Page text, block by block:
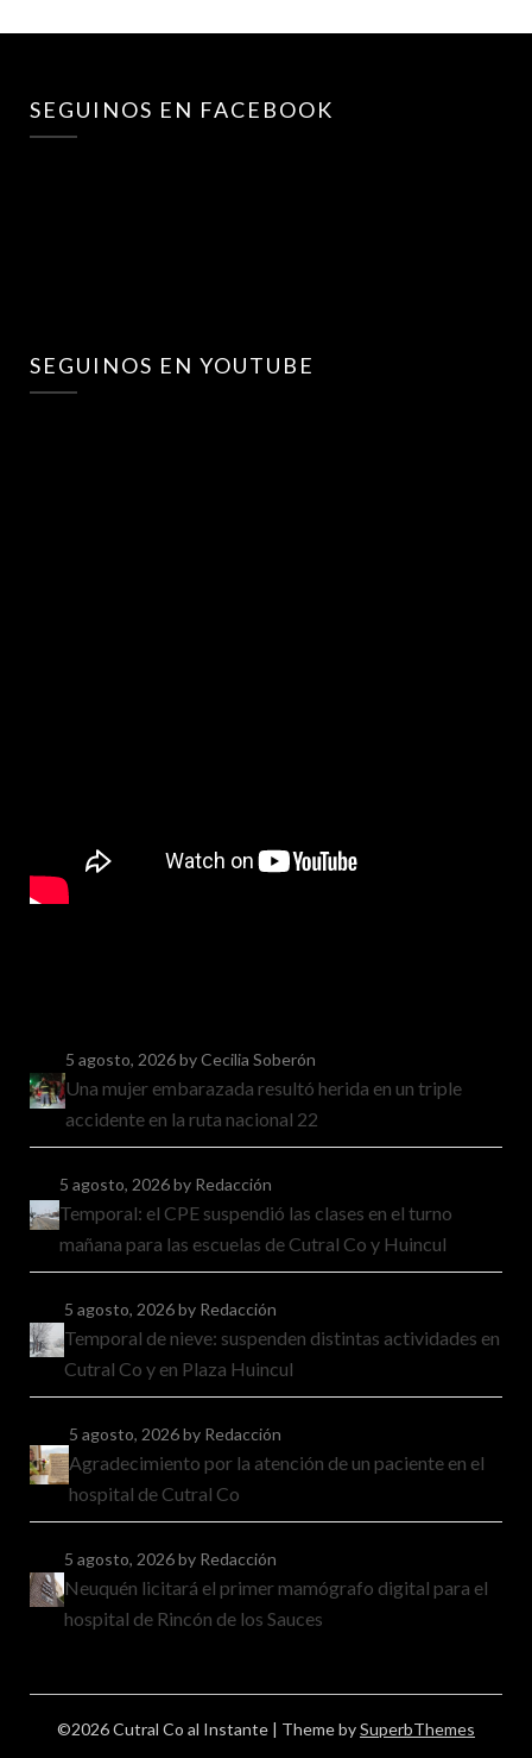
SEGUINOS EN FACEBOOK
SEGUINOS EN YOUTUBE
5 agosto, 2026by Cecilia Soberón
Una mujer embarazada resultó herida en un triple
accidente en la ruta nacional 22
5 agosto, 2026by Redacción
Temporal: el CPE suspendió las clases en el turno
mañana para las escuelas de Cutral Co y Huincul
5 agosto, 2026by Redacción
Temporal de nieve: suspenden distintas actividades en
Cutral Co y en Plaza Huincul
5 agosto, 2026by Redacción
Agradecimiento por la atención de un paciente en el
hospital de Cutral Co
5 agosto, 2026by Redacción
Neuquén licitará el primer mamógrafo digital para el
hospital de Rincón de los Sauces
©2026 Cutral Co al Instante | Theme bySuperbThemes